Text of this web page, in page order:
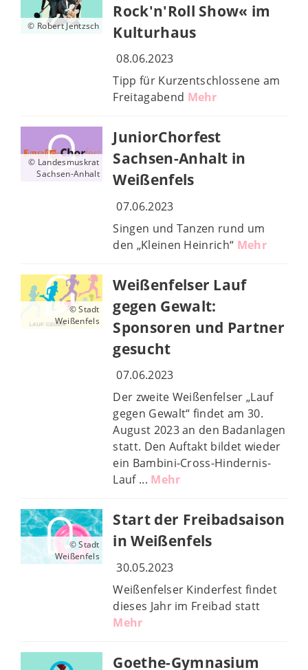
© Robert Jentzsch
Rock'n'Roll Show« im
Kulturhaus
08.06.2023
Tipp für Kurzentschlossene am
Freitagabend Mehr
© Landesmuskrat
Sachsen-Anhalt
JuniorChorfest
Sachsen-Anhalt in
Weißenfels
07.06.2023
Singen und Tanzen rund um
den „Kleinen Heinrich“ Mehr
© Stadt
Weißenfels
Weißenfelser Lauf
gegen Gewalt:
Sponsoren und Partner
gesucht
07.06.2023
Der zweite Weißenfelser „Lauf
gegen Gewalt“ findet am 30.
August 2023 an den Badanlagen
statt. Den Auftakt bildet wieder
ein Bambini-Cross-Hindernis-
Lauf ... Mehr
© Stadt
Weißenfels
Start der Freibadsaison
in Weißenfels
30.05.2023
Weißenfelser Kinderfest findet
dieses Jahr im Freibad statt
Mehr
Goethe-Gymnasium